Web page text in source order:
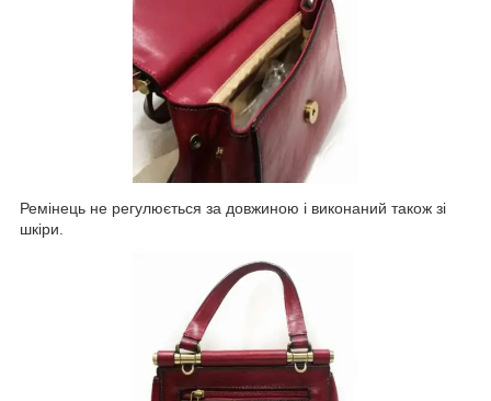
Ремінець не регулюється за довжиною і виконаний також зі
шкіри.